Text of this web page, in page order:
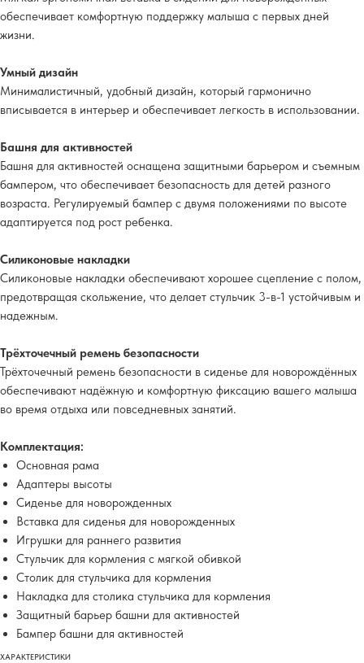
обеспечивает комфортную поддержку малыша с первых дней
жизни.
Умный дизайн
Минималистичный, удобный дизайн, который гармонично
вписывается в интерьер и обеспечивает легкость в использовании.
Башня для активностей
Башня для активностей оснащена защитными барьером и съемным
бампером, что обеспечивает безопасность для детей разного
возраста. Регулируемый бампер с двумя положениями по высоте
адаптируется под рост ребенка.
Силиконовые накладки
Силиконовые накладки обеспечивают хорошее сцепление с полом,
предотвращая скольжение, что делает стульчик 3-в-1 устойчивым и
надежным.
Трёхточечный ремень безопасности
Трёхточечный ремень безопасности в сиденье для новорождённых
обеспечивают надёжную и комфортную фиксацию вашего малыша
во время отдыха или повседневных занятий.
Комплектация:
Основная рама
Адаптеры высоты
Сиденье для новорожденных
Вставка для сиденья для новорожденных
Игрушки для раннего развития
Стульчик для кормления с мягкой обивкой
Столик для стульчика для кормления
Накладка для столика стульчика для кормления
Защитный барьер башни для активностей
Бампер башни для активностей
ХАРАКТЕРИСТИКИ